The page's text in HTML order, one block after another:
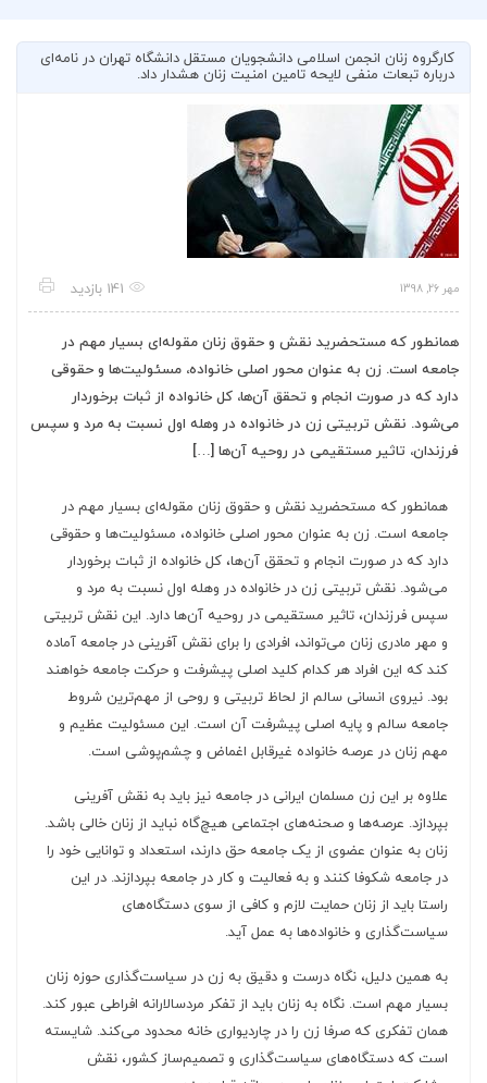
کارگروه زنان انجمن اسلامی دانشجویان مستقل دانشگاه تهران در نامه‌ای
درباره تبعات منفی لایحه تامین امنیت زنان هشدار داد.
مهر 26, 1398 141 بازدید
همانطور که مستحضرید نقش و حقوق زنان مقوله‌ای بسیار مهم در
جامعه است. زن به عنوان محور اصلی خانواده، مسئولیت‌ها و حقوقی
دارد که در صورت انجام و تحقق آن‌ها، کل خانواده از ثبات برخوردار
می‌شود. نقش تربیتی زن در خانواده در وهله اول نسبت به مرد و سپس
فرزندان، تاثیر مستقیمی در روحیه آن‌ها […]
همانطور که مستحضرید نقش و حقوق زنان مقوله‌ای بسیار مهم در
جامعه است. زن به عنوان محور اصلی خانواده، مسئولیت‌ها و حقوقی
دارد که در صورت انجام و تحقق آن‌ها، کل خانواده از ثبات برخوردار
می‌شود. نقش تربیتی زن در خانواده در وهله اول نسبت به مرد و
سپس فرزندان، تاثیر مستقیمی در روحیه آن‌ها دارد. این نقش تربیتی
و مهر مادری زنان می‌تواند، افرادی را برای نقش آفرینی در جامعه آماده
کند که این افراد هر کدام کلید اصلی پیشرفت و حرکت جامعه خواهند
بود. نیروی انسانی سالم از لحاظ تربیتی و روحی از مهم‌ترین شروط
جامعه سالم و پایه اصلی پیشرفت آن است. این مسئولیت عظیم و
مهم زنان در عرصه خانواده غیرقابل اغماض و چشم‌پوشی است.
علاوه بر این زن مسلمان ایرانی در جامعه نیز باید به نقش آفرینی
بپردازد. عرصه‌ها و صحنه‌های اجتماعی هیچ‌گاه نباید از زنان خالی باشد.
زنان به عنوان عضوی از یک جامعه حق دارند، استعداد و توانایی خود را
در جامعه شکوفا کنند و به فعالیت و کار در جامعه بپردازند. در این
راستا باید از زنان حمایت لازم و کافی از سوی دستگاه‌های
سیاست‌گذاری و خانواده‌ها به عمل آید.
به همین دلیل، نگاه درست و دقیق به زن در سیاست‌گذاری حوزه زنان
بسیار مهم است. نگاه به زنان باید از تفکر مردسالارانه افراطی عبور کند.
همان تفکری که صرفا زن را در چاردیواری خانه محدود می‌کند. شایسته
است که دستگاه‌های سیاست‌گذاری و تصمیم‌ساز کشور، نقش